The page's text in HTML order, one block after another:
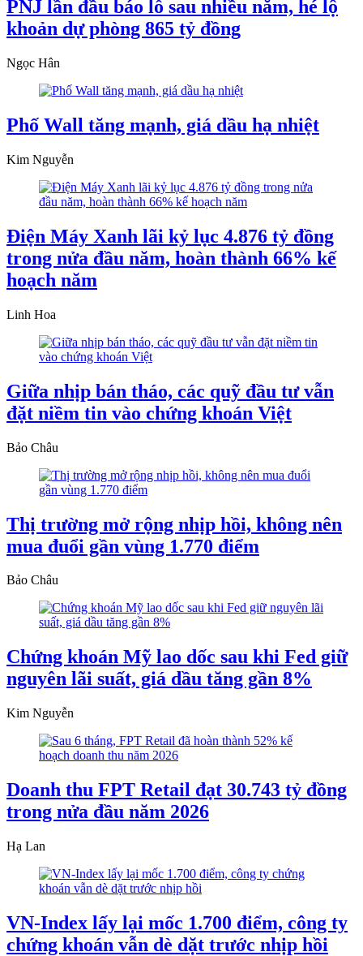
PNJ lần đầu báo lỗ sau nhiều năm, hé lộ
khoản dự phòng 865 tỷ đồng
Ngọc Hân
Phố Wall tăng mạnh, giá dầu hạ nhiệt
Kim Nguyễn
Điện Máy Xanh lãi kỷ lục 4.876 tỷ đồng
trong nửa đầu năm, hoàn thành 66% kế
hoạch năm
Linh Hoa
Giữa nhịp bán tháo, các quỹ đầu tư vẫn
đặt niềm tin vào chứng khoán Việt
Bảo Châu
Thị trường mở rộng nhịp hồi, không nên
mua đuổi gần vùng 1.770 điểm
Bảo Châu
Chứng khoán Mỹ lao dốc sau khi Fed giữ
nguyên lãi suất, giá dầu tăng gần 8%
Kim Nguyễn
Doanh thu FPT Retail đạt 30.743 tỷ đồng
trong nửa đầu năm 2026
Hạ Lan
VN-Index lấy lại mốc 1.700 điểm, công ty
chứng khoán vẫn dè dặt trước nhịp hồi